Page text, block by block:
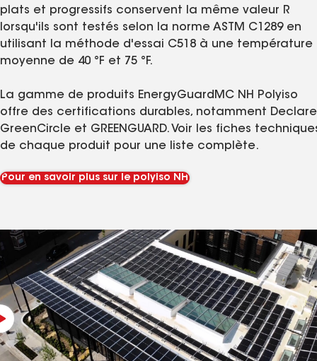
Polyiso sans TCPP et sans liste
rouge
sans TCPP et sans halogène qui conservent une
utilisant la méthode d'essai C518 à une température
moyenne de 40 °F et 75 °F.
La gamme de produits EnergyGuardMC NH Polyiso
offre des certifications durables, notamment
GreenCircle et GREENGUARD. Voir les fiches
de chaque produit pour une liste complète.